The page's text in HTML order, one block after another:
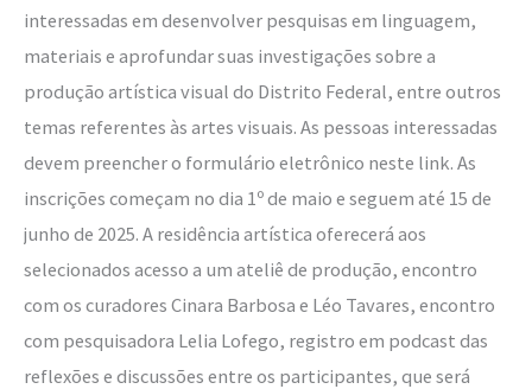
interessadas em desenvolver pesquisas em linguagem,
materiais e aprofundar suas investigações sobre a
produção artística visual do Distrito Federal, entre outros
temas referentes às artes visuais. As pessoas interessadas
devem preencher o formulário eletrônico neste link. As
inscrições começam no dia 1º de maio e seguem até 15 de
junho de 2025. A residência artística oferecerá aos
selecionados acesso a um ateliê de produção, encontro
com os curadores Cinara Barbosa e Léo Tavares, encontro
com pesquisadora Lelia Lofego, registro em podcast das
reflexões e discussões entre os participantes, que será